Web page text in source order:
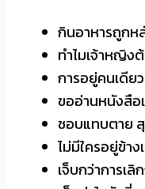
กินอาหารถูกห
ทำไมเจ้าหญิง
การอยู่คนเดีย
ขออ่านหนังสือ
ชอบแทบตาย
ไม่มีใครอยู่ข้าง
เจ็บกว่าการเ